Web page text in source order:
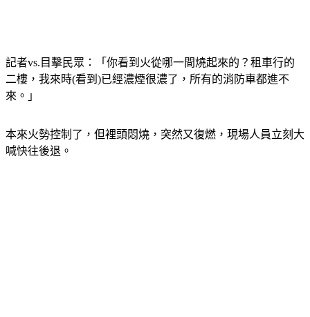
記者vs.目擊民眾：「你看到火從哪一間燒起來的？租車行的
二樓，我來時(看到)已經濃煙很濃了，所有的消防車都進不
本來火勢控制了，但裡頭悶燒，突然又復燃，現場人員立刻大